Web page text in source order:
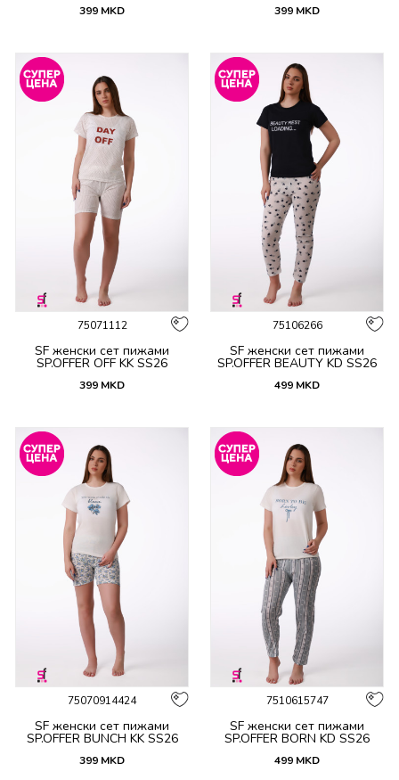
399 MKD 399 MKD
75071112
SF женски сет пижами
SP.OFFER OFF KK SS26
399 MKD
75106266
SF женски сет пижами
SP.OFFER BEAUTY KD SS26
499 MKD
75070914424
SF женски сет пижами
SP.OFFER BUNCH KK SS26
399 MKD
7510615747
SF женски сет пижами
SP.OFFER BORN KD SS26
499 MKD